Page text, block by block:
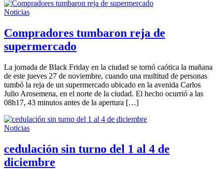
Noticias
Compradores tumbaron reja de
supermercado
La jornada de Black Friday en la ciudad se tornó caótica la mañana
de este jueves 27 de noviembre, cuando una multitud de personas
tumbó la reja de un supermercado ubicado en la avenida Carlos
Julio Arosemena, en el norte de la ciudad. El hecho ocurrió a las
08h17, 43 minutos antes de la apertura […]
Noticias
cedulación sin turno del 1 al 4 de
diciembre